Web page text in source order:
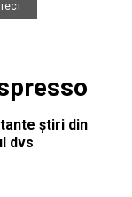
știri din
dvs